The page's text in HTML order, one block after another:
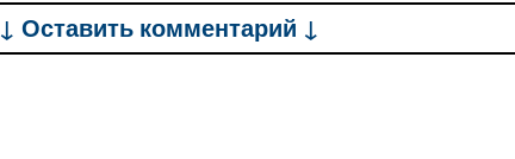
↓ Оставить комментарий ↓